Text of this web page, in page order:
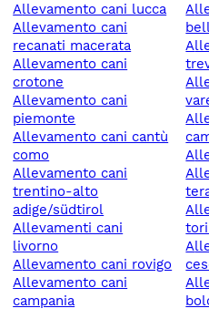
allevamento cani lucca
allevamento cani
recanati macerata
allevamento cani
crotone
allevamento cani
piemonte
allevamento cani cantù
como
allevamento cani
trentino-alto
adige/südtirol
allevamenti cani
livorno
allevamento cani rovigo
allevamento cani
campania
allevamento cani
allevamento cani
allevamento cani
allevamento cani
allevamento cani
allevamento cani rivoli
allevamento cani forlì-
allevamento cani imola